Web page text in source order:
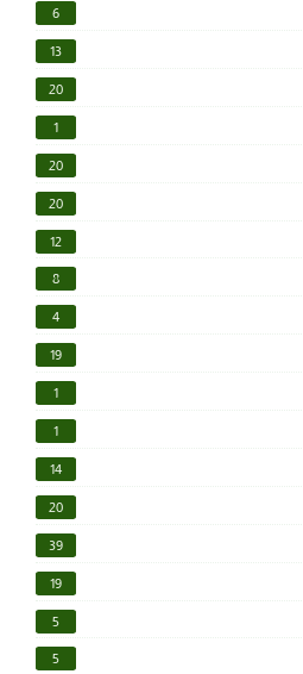
6
13
20
1
20
20
12
8
4
19
1
1
14
20
39
19
5
5